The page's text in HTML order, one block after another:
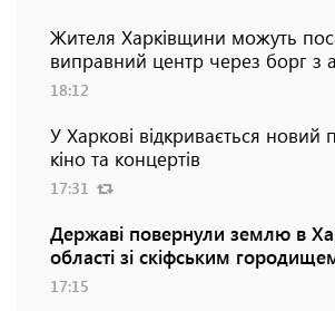
Жителя Харківщини можуть
виправний центр через борг з
18:12
У Харкові відкривається новий
кіно та концертів
17:31
Державі повернули землю в
області зі скіфським
17:15